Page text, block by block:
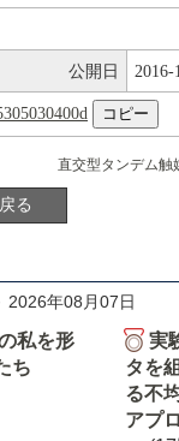
公開日 2016-
る
2026年08月07日
私を形
ち
実
タを
る不
アプ